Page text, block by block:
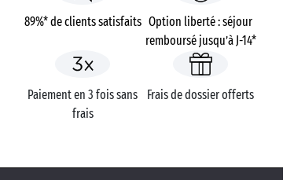
89%* de clients satisfaits Option liberté : séjour
remboursé jusqu’à J-14*
Paiement en 3 fois sans
frais
Frais de dossier offerts